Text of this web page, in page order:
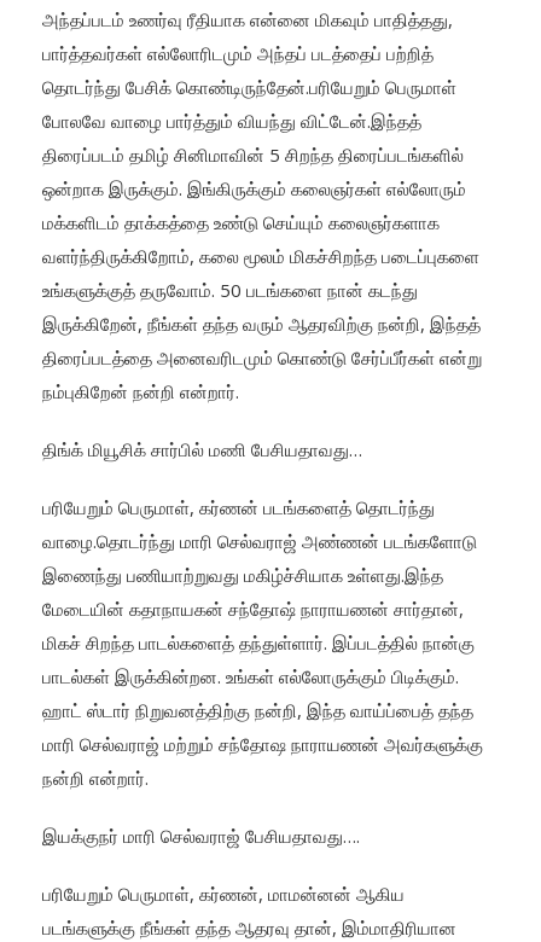
அந்தப்படம் உணர்வு ரீதியாக என்னை மிகவும் பாதித்தது,
பார்த்தவர்கள் எல்லோரிடமும் அந்தப் படத்தைப் பற்றித்
தொடர்ந்து பேசிக் கொண்டிருந்தேன்.பரியேறும் பெருமாள்
போலவே வாழை பார்த்தும் வியந்து விட்டேன்.இந்தத்
திரைப்படம் தமிழ் சினிமாவின் 5 சிறந்த திரைப்படங்களில்
ஒன்றாக இருக்கும். இங்கிருக்கும் கலைஞர்கள் எல்லோரும்
மக்களிடம் தாக்கத்தை உண்டு செய்யும் கலைஞர்களாக
வளர்ந்திருக்கிறோம், கலை மூலம் மிகச்சிறந்த படைப்புகளை
உங்களுக்குத் தருவோம். 50 படங்களை நான் கடந்து
இருக்கிறேன், நீங்கள் தந்த வரும் ஆதரவிற்கு நன்றி, இந்தத்
திரைப்படத்தை அனைவரிடமும் கொண்டு சேர்ப்பீர்கள் என்று
நம்புகிறேன் நன்றி என்றார்.
திங்க் மியூசிக் சார்பில் மணி பேசியதாவது…
பரியேறும் பெருமாள், கர்ணன் படங்களைத் தொடர்ந்து
வாழை.தொடர்ந்து மாரி செல்வராஜ் அண்ணன் படங்களோடு
இணைந்து பணியாற்றுவது மகிழ்ச்சியாக உள்ளது.இந்த
மேடையின் கதாநாயகன் சந்தோஷ் நாராயணன் சார்தான்,
மிகச் சிறந்த பாடல்களைத் தந்துள்ளார். இப்படத்தில் நான்கு
பாடல்கள் இருக்கின்றன. உங்கள் எல்லோருக்கும் பிடிக்கும்.
ஹாட் ஸ்டார் நிறுவனத்திற்கு நன்றி, இந்த வாய்ப்பைத் தந்த
மாரி செல்வராஜ் மற்றும் சந்தோஷ நாராயணன் அவர்களுக்கு
நன்றி என்றார்.
இயக்குநர் மாரி செல்வராஜ் பேசியதாவது….
பரியேறும் பெருமாள், கர்ணன், மாமன்னன் ஆகிய
படங்களுக்கு நீங்கள் தந்த ஆதரவு தான், இம்மாதிரியான